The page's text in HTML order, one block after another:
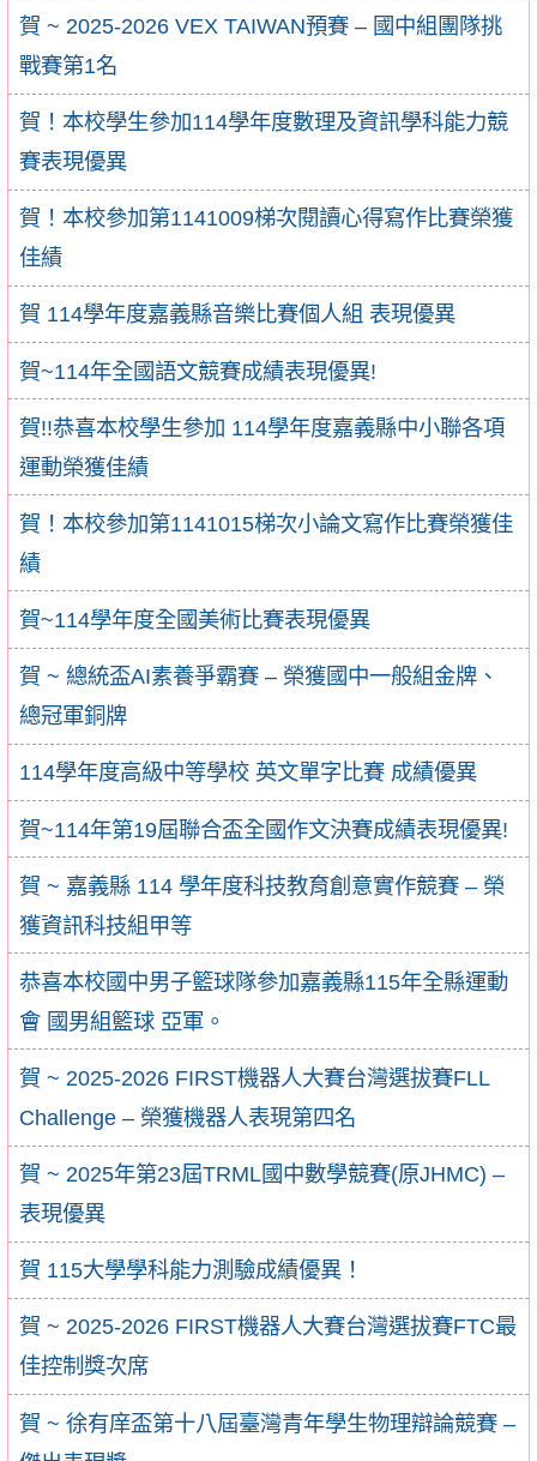
賀 ~ 2025-2026 VEX TAIWAN預賽 – 國中組團隊挑
戰賽第1名
賀！本校學生參加114學年度數理及資訊學科能力競
賽表現優異
賀！本校參加第1141009梯次閱讀心得寫作比賽榮獲
佳績
賀 114學年度嘉義縣音樂比賽個人組 表現優異
賀~114年全國語文競賽成績表現優異!
賀!!恭喜本校學生參加 114學年度嘉義縣中小聯各項
運動榮獲佳績
賀！本校參加第1141015梯次小論文寫作比賽榮獲佳
績
賀~114學年度全國美術比賽表現優異
賀 ~ 總統盃AI素養爭霸賽 – 榮獲國中一般組金牌、
總冠軍銅牌
114學年度高級中等學校 英文單字比賽 成績優異
賀~114年第19屆聯合盃全國作文決賽成績表現優異!
賀 ~ 嘉義縣 114 學年度科技教育創意實作競賽 – 榮
獲資訊科技組甲等
恭喜本校國中男子籃球隊參加嘉義縣115年全縣運動
會 國男組籃球 亞軍。
賀 ~ 2025-2026 FIRST機器⼈⼤賽台灣選拔賽FLL
Challenge – 榮獲機器人表現第四名
賀 ~ 2025年第23屆TRML國中數學競賽(原JHMC) –
表現優異
賀 115大學學科能力測驗成績優異！
賀 ~ 2025-2026 FIRST機器⼈⼤賽台灣選拔賽FTC最
佳控制獎次席
賀 ~ 徐有庠盃第十八屆臺灣青年學生物理辯論競賽 –